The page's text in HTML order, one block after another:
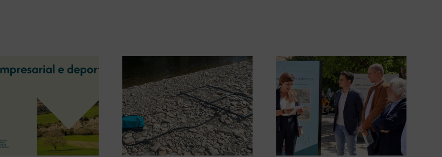
presentan las últimas
innovaciones en
restauración ambiental para
la minería gallega
La COMG inaugura en
Ourense la exposición
‘Tesouros da terra’
La COMG lleva a Vigo la
exposición ‘Tesouros da terra’